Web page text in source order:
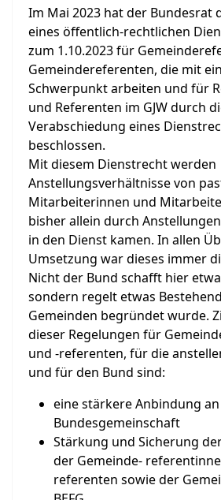
Im Mai 2023 hat der Bundesrat
eines öffentlich-rechtlichen
zum 1.10.2023 für
Gemeindereferenten, die mit
Schwerpunkt arbeiten und für
und Referenten im GJW durch
Verabschiedung eines
beschlossen.
Mit diesem Dienstrecht werden
Anstellungsverhältnisse von
Mitarbeiterinnen und
bisher allein durch
in den Dienst kamen. In allen
Umsetzung war dieses immer
Nicht der Bund schafft hier
sondern regelt etwas
Gemeinden begründet wurde.
dieser Regelungen für
und -referenten, für die
und für den Bund sind:
eine stärkere Anbindung
Bundesgemeinschaft
Stärkung und Sicherung
der Gemeinde-
referenten sowie der